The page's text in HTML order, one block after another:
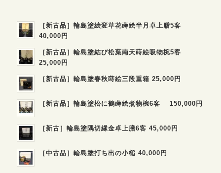
［新古品］輪島塗絵変草花蒔絵半月卓上膳5客
40,000円
［新古品］輪島塗結び松葉南天蒔絵吸物椀5客
25,000円
［新古品］輪島塗春秋蒔絵三段重箱 25,000円
［新古品］輪島塗松に鶴蒔絵煮物椀6客 150,000円
［新古］輪島塗隅切縁金卓上膳6客 45,000円
［中古品］輪島塗打ち出の小槌 40,000円